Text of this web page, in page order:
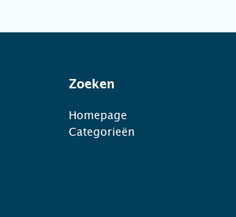
Zoeken
Homepage
Categorieën